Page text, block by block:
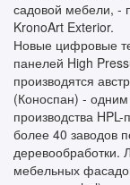
садовой мебели, -
KronoArt Exterior.
Новые цифровые
панелей High
производятся
(Коноспан) -
производства
более 40 заводов
деревообработки.
мебельных